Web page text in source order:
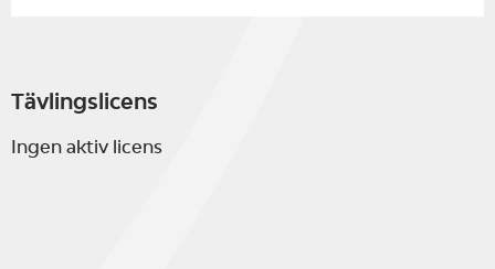
Tävlingslicens
Ingen aktiv licens